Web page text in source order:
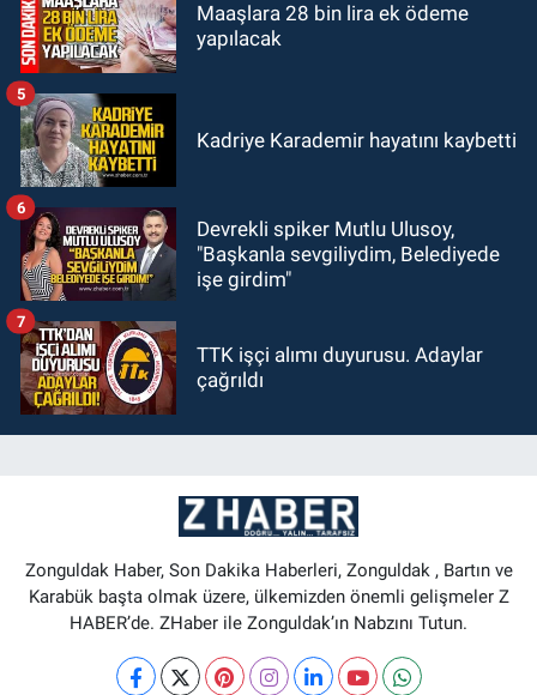
Maaşlara 28 bin lira ek ödeme
yapılacak
Kadriye Karademir hayatını kaybetti
5
Devrekli spiker Mutlu Ulusoy,
"Başkanla sevgiliydim, Belediyede
işe girdim"
6
TTK işçi alımı duyurusu. Adaylar
çağrıldı
7
Zonguldak Haber, Son Dakika Haberleri, Zonguldak , Bartın ve
Karabük başta olmak üzere, ülkemizden önemli gelişmeler Z
HABER’de. ZHaber ile Zonguldak’ın Nabzını Tutun.